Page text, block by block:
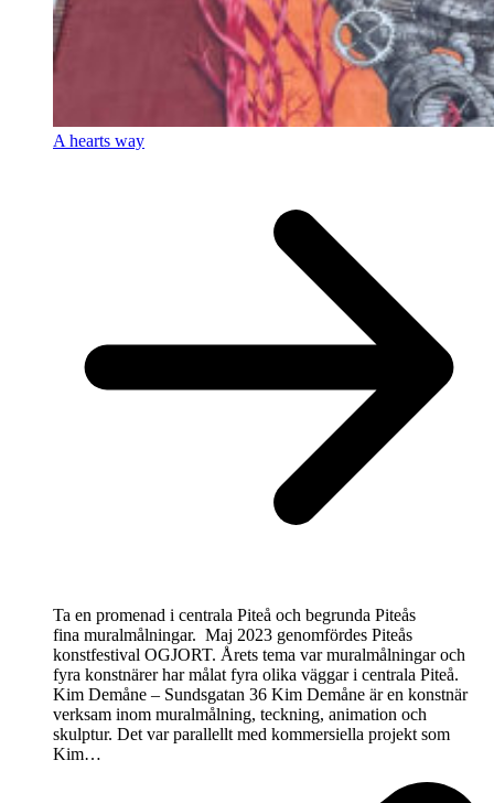
A hearts way
Ta en promenad i centrala Piteå och begrunda Piteås
fina muralmålningar. Maj 2023 genomfördes Piteås
konstfestival OGJORT. Årets tema var muralmålningar och
fyra konstnärer har målat fyra olika väggar i centrala Piteå.
Kim Demåne – Sundsgatan 36 Kim Demåne är en konstnär
verksam inom muralmålning, teckning, animation och
skulptur. Det var parallellt med kommersiella projekt som
Kim…